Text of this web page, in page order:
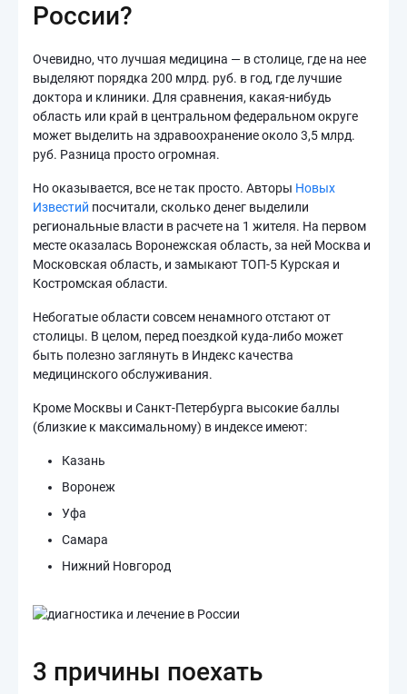
России?
Очевидно, что лучшая медицина — в столице, где на нее
выделяют порядка 200 млрд. руб. в год, где лучшие
доктора и клиники. Для сравнения, какая-нибудь
область или край в центральном федеральном округе
может выделить на здравоохранение около 3,5 млрд.
руб. Разница просто огромная.
Но оказывается, все не так просто. Авторы Новых
Известий посчитали, сколько денег выделили
региональные власти в расчете на 1 жителя. На первом
месте оказалась Воронежская область, за ней Москва и
Московская область, и замыкают ТОП-5 Курская и
Костромская области.
Небогатые области совсем ненамного отстают от
столицы. В целом, перед поездкой куда-либо может
быть полезно заглянуть в Индекс качества
медицинского обслуживания.
Кроме Москвы и Санкт-Петербурга высокие баллы
(близкие к максимальному) в индексе имеют:
Казань
Воронеж
Уфа
Самара
Нижний Новгород
3 причины поехать